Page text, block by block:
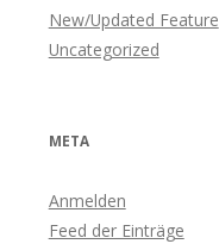
New/Updated Feature
Uncategorized
META
Anmelden
Feed der Einträge